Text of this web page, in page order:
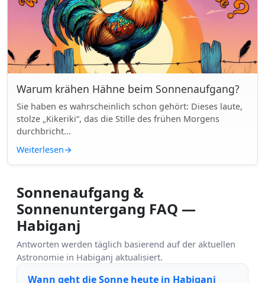
Warum krähen Hähne beim Sonnenaufgang?
Sie haben es wahrscheinlich schon gehört: Dieses laute,
stolze „Kikeriki“, das die Stille des frühen Morgens
durchbricht...
Weiterlesen→
Sonnenaufgang &
Sonnenuntergang FAQ —
Habiganj
Antworten werden täglich basierend auf der aktuellen
Astronomie in Habiganj aktualisiert.
Wann geht die Sonne heute in Habiganj